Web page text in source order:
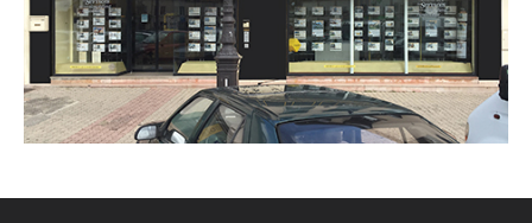
Envoyer un message
Téléphoner à l'agence